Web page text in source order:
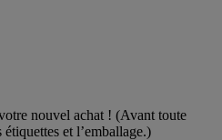
nouvel achat ! (Avant toute
et l’emballage.)